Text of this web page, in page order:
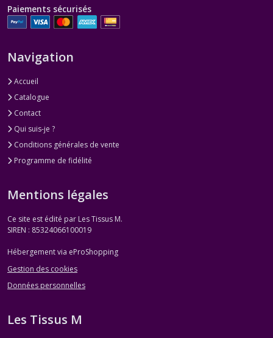
Paiements sécurisés
Navigation
Accueil
Catalogue
Contact
Qui suis-je ?
Conditions générales de vente
Programme de fidélité
Mentions légales
Ce site est édité par Les Tissus M.
SIREN : 85324066100019
Hébergement via eProShopping
Gestion des cookies
Données personnelles
Les Tissus M